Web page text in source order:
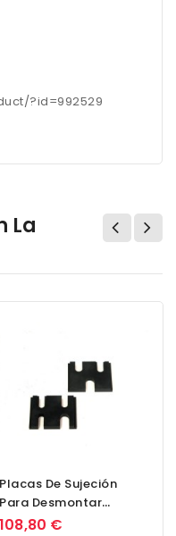
?id=992529
La
Placas De Sujeción
Para Desmontar
Inyectores Common
108,80 €